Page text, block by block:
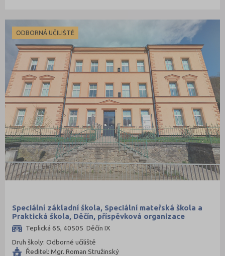
ODBORNÁ UČILIŠTĚ
Speciální základní škola, Speciální mateřská škola a
Praktická škola, Děčín, příspěvková organizace
Teplická 65, 40505 Děčín IX
Druh školy: Odborné učiliště
Ředitel: Mgr. Roman Stružinský